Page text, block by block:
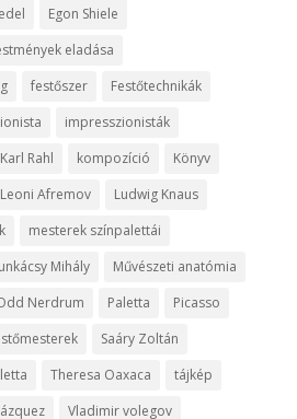
Egon Shiele
eladása
festőszer
Festőtechnikák
impresszionisták
Karl Rahl kompozíció
Könyv
Leoni Afremov
Ludwig Knaus
mesterek színpalettái
Mihály
Művészeti anatómia
Nerdrum Paletta
Picasso
Saáry Zoltán
Theresa Oaxaca
tájkép
Vladimir volegov